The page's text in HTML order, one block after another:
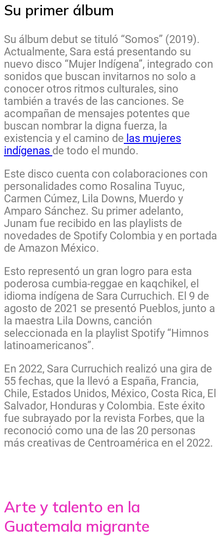
Su primer álbum
Su álbum debut se tituló “Somos” (2019).
Actualmente, Sara está presentando su
nuevo disco “Mujer Indígena”, integrado con
sonidos que buscan invitarnos no solo a
conocer otros ritmos culturales, sino
también a través de las canciones. Se
acompañan de mensajes potentes que
buscan nombrar la digna fuerza, la
existencia y el camino de las mujeres
indígenas de todo el mundo.
Este disco cuenta con colaboraciones con
personalidades como Rosalina Tuyuc,
Carmen Cúmez, Lila Downs, Muerdo y
Amparo Sánchez. Su primer adelanto,
Junam fue recibido en las playlists de
novedades de Spotify Colombia y en portada
de Amazon México.
Esto representó un gran logro para esta
poderosa cumbia-reggae en kaqchikel, el
idioma indígena de Sara Curruchich. El 9 de
agosto de 2021 se presentó Pueblos, junto a
la maestra Lila Downs, canción
seleccionada en la playlist Spotify “Himnos
latinoamericanos”.
En 2022, Sara Curruchich realizó una gira de
55 fechas, que la llevó a España, Francia,
Chile, Estados Unidos, México, Costa Rica, El
Salvador, Honduras y Colombia. Este éxito
fue subrayado por la revista Forbes, que la
reconoció como una de las 20 personas
más creativas de Centroamérica en el 2022.
Arte y talento en la
Guatemala migrante